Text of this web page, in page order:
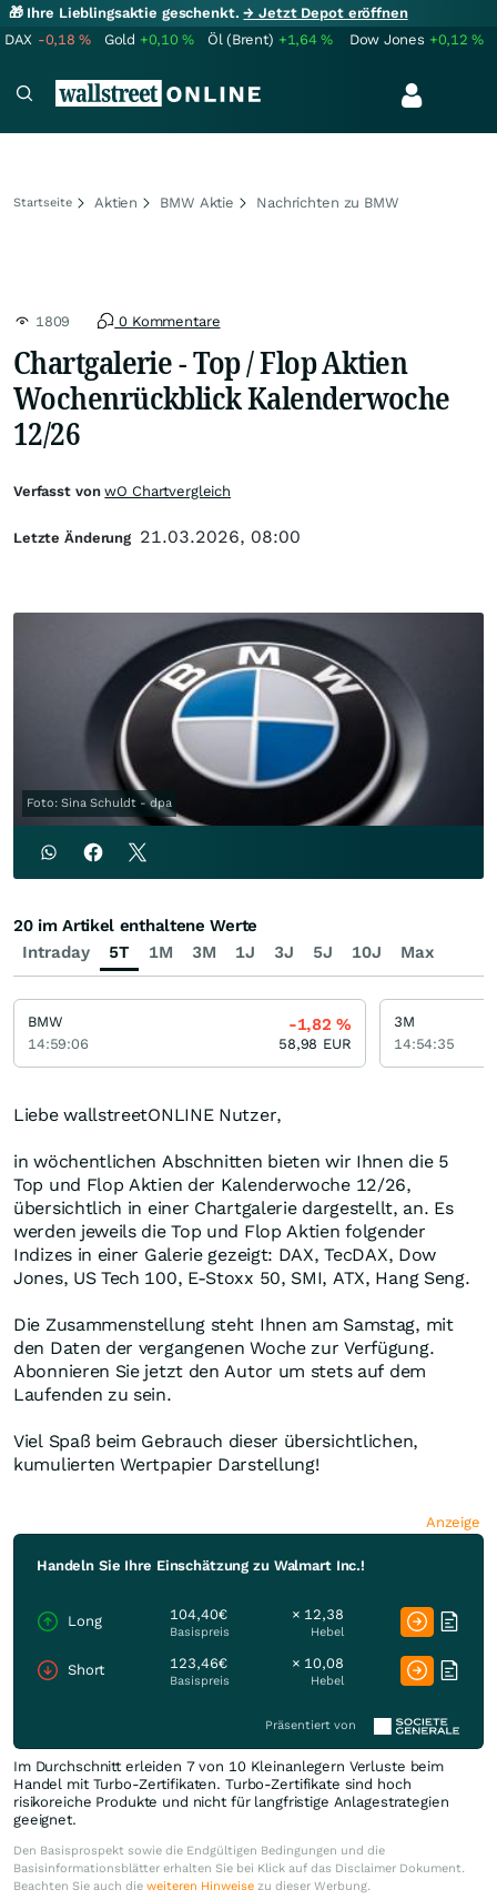
🎁 Ihre Lieblingsaktie geschenkt.→ Jetzt Depot eröffnen
DAX -0,18% Gold +0,10% Öl (Brent) +1,64% Dow Jones +0,12%
Startseite Aktien BMW Aktie Nachrichten zu BMW
1809 0 Kommentare
Chartgalerie - Top / Flop Aktien
Wochenrückblick Kalenderwoche
12/26
Foto: Sina Schuldt - dpa
Liebe wallstreetONLINE Nutzer,
in wöchentlichen Abschnitten bieten wir Ihnen die 5
Top und Flop Aktien der Kalenderwoche 12/26,
übersichtlich in einer Chartgalerie dargestellt, an. Es
werden jeweils die Top und Flop Aktien folgender
Indizes in einer Galerie gezeigt: DAX, TecDAX, Dow
Jones, US Tech 100, E-Stoxx 50, SMI, ATX, Hang Seng.
Die Zusammenstellung steht Ihnen am Samstag, mit
den Daten der vergangenen Woche zur Verfügung.
Abonnieren Sie jetzt den Autor um stets auf dem
Laufenden zu sein.
Viel Spaß beim Gebrauch dieser übersichtlichen,
kumulierten Wertpapier Darstellung!
Anzeige
Handeln Sie Ihre Einschätzung zu Walmart Inc.!
Long 104,40€
Basispreis
× 12,38
Hebel
Short 123,46€
Basispreis
× 10,08
Hebel
Präsentiert von
Im Durchschnitt erleiden 7 von 10 Kleinanlegern Verluste beim
Handel mit Turbo-Zertifikaten. Turbo-Zertifikate sind hoch
risikoreiche Produkte und nicht für langfristige Anlagestrategien
geeignet.
Den Basisprospekt sowie die Endgültigen Bedingungen und die
Basisinformationsblätter erhalten Sie bei Klick auf das Disclaimer Dokument.
Beachten Sie auch die weiteren Hinweise zu dieser Werbung.
Verfasst vonwO Chartvergleich
Letzte Änderung 21.03.2026, 08:00
Intraday 5T 1M 3M 1J 3J 5J 10J Max
20 im Artikel enthaltene Werte
BMW
14:59:06
-1,82%
58,98 EUR
3M
14:54:35